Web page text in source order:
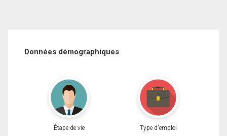
Données démographiques
Étape de vie Type d'emploi